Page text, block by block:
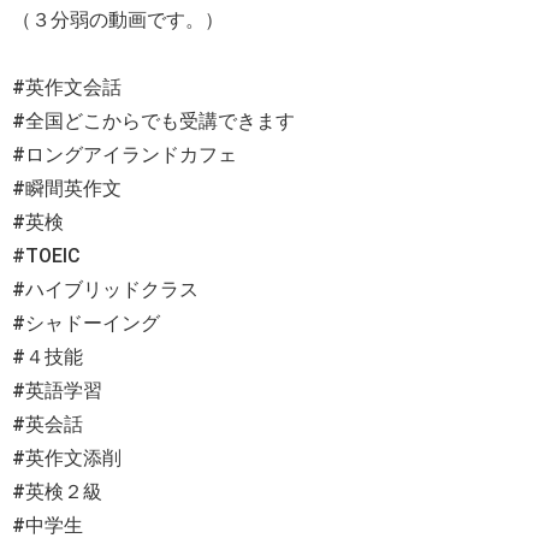
（３分弱の動画です。）
#英作文会話
#全国どこからでも受講できます
#ロングアイランドカフェ
#瞬間英作文
#英検
#TOEIC
#ハイブリッドクラス
#シャドーイング
#４技能
#英語学習
#英会話
#英作文添削
#英検２級
#中学生